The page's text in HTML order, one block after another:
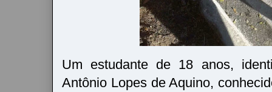
Um estudante de 18 anos,
Antônio Lopes de Aquino,